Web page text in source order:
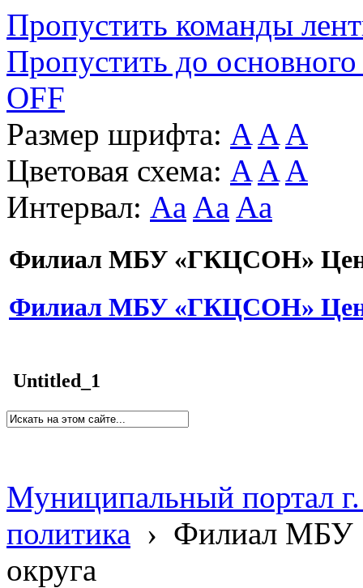
Пропустить команды
Пропустить до основного
OFF
Размер шрифта: A A A
Цветовая схема: A A A
Интервал: Aa Aa Aa
Филиал МБУ «ГКЦСОН»
Филиал МБУ «ГКЦСОН»
Untitled_1
Муниципальный портал
политика › Филиал МБУ
округа